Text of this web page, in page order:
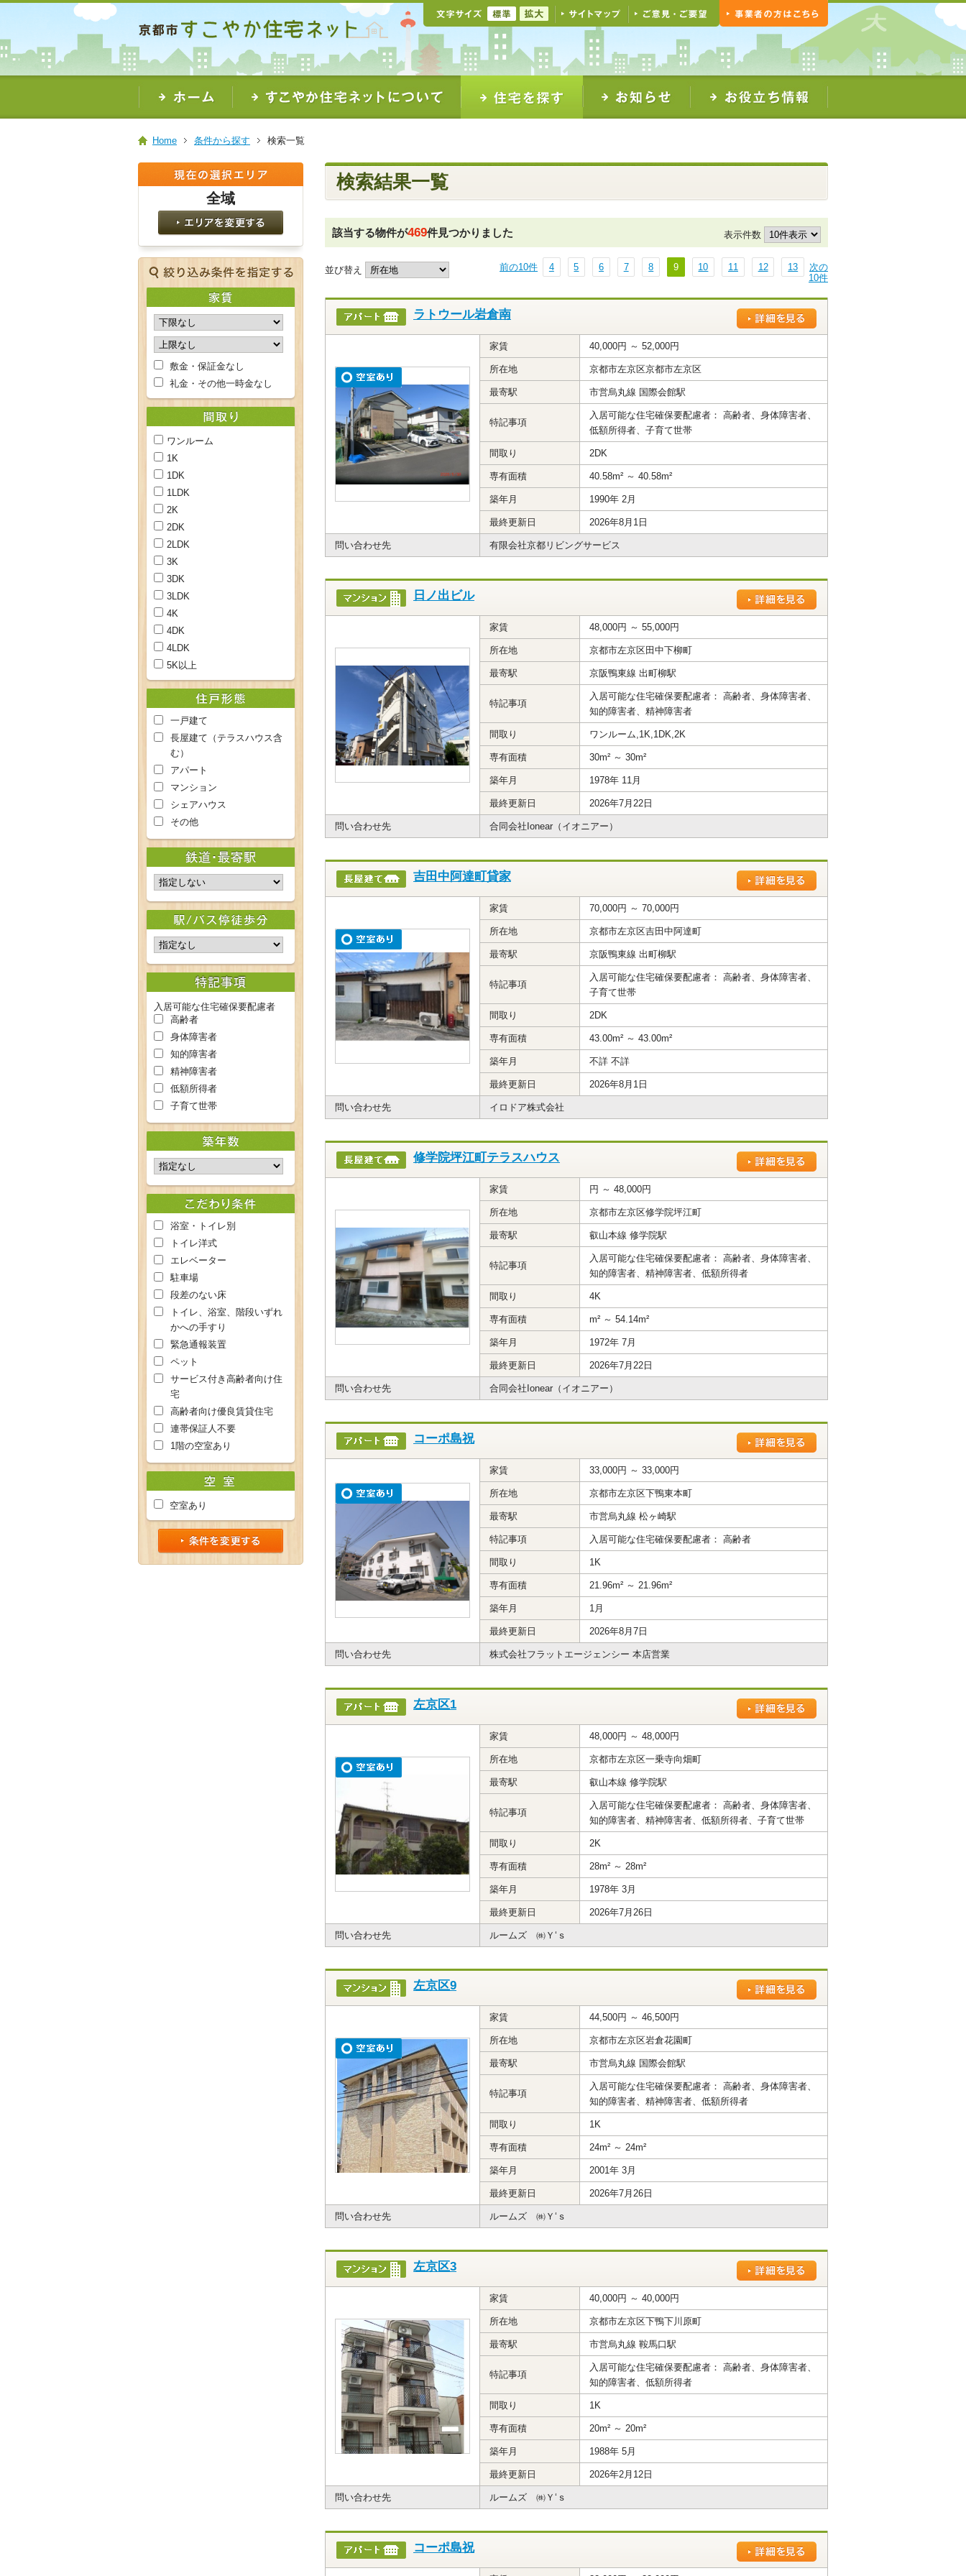
本
ま
で
ッ
Home 条件から探す 検索一覧
検索結果一覧
該当する物件が469件見つかりました 表示件数
並び替え 前の10件 4 5 6 7 8 9 10 11 12 13
次の
10件
ラトウール岩倉南
問い合わせ先 有限会社京都リビングサービス
家賃 40,000円 ～ 52,000円
所在地 京都市左京区京都市左京区
最寄駅 市営烏丸線 国際会館駅
特記事項
入居可能な住宅確保要配慮者： 高齢者、身体障害者、
低額所得者、子育て世帯
間取り 2DK
専有面積 40.58m² ～ 40.58m²
築年月 1990年 2月
最終更新日 2026年8月1日
日ノ出ビル
問い合わせ先 合同会社Ionear（イオニアー）
家賃 48,000円 ～ 55,000円
所在地 京都市左京区田中下柳町
最寄駅 京阪鴨東線 出町柳駅
特記事項
入居可能な住宅確保要配慮者： 高齢者、身体障害者、
知的障害者、精神障害者
間取り ワンルーム,1K,1DK,2K
専有面積 30m² ～ 30m²
築年月 1978年 11月
最終更新日 2026年7月22日
吉田中阿達町貸家
問い合わせ先 イロドア株式会社
家賃 70,000円 ～ 70,000円
所在地 京都市左京区吉田中阿達町
最寄駅 京阪鴨東線 出町柳駅
特記事項
入居可能な住宅確保要配慮者： 高齢者、身体障害者、
子育て世帯
間取り 2DK
専有面積 43.00m² ～ 43.00m²
築年月 不詳 不詳
最終更新日 2026年8月1日
修学院坪江町テラスハウス
問い合わせ先 合同会社Ionear（イオニアー）
家賃 円 ～ 48,000円
所在地 京都市左京区修学院坪江町
最寄駅 叡山本線 修学院駅
特記事項
入居可能な住宅確保要配慮者： 高齢者、身体障害者、
知的障害者、精神障害者、低額所得者
間取り 4K
専有面積 m² ～ 54.14m²
築年月 1972年 7月
最終更新日 2026年7月22日
コーポ島祝
問い合わせ先 株式会社フラットエージェンシー 本店営業
家賃 33,000円 ～ 33,000円
所在地 京都市左京区下鴨東本町
最寄駅 市営烏丸線 松ヶ崎駅
特記事項 入居可能な住宅確保要配慮者： 高齢者
間取り 1K
専有面積 21.96m² ～ 21.96m²
築年月 1月
最終更新日 2026年8月7日
左京区1
問い合わせ先 ルームズ ㈱Ｙ‘ｓ
家賃 48,000円 ～ 48,000円
所在地 京都市左京区一乗寺向畑町
最寄駅 叡山本線 修学院駅
特記事項
入居可能な住宅確保要配慮者： 高齢者、身体障害者、
知的障害者、精神障害者、低額所得者、子育て世帯
間取り 2K
専有面積 28m² ～ 28m²
築年月 1978年 3月
最終更新日 2026年7月26日
左京区9
問い合わせ先 ルームズ ㈱Ｙ‘ｓ
家賃 44,500円 ～ 46,500円
所在地 京都市左京区岩倉花園町
最寄駅 市営烏丸線 国際会館駅
特記事項
入居可能な住宅確保要配慮者： 高齢者、身体障害者、
知的障害者、精神障害者、低額所得者
間取り 1K
専有面積 24m² ～ 24m²
築年月 2001年 3月
最終更新日 2026年7月26日
左京区3
問い合わせ先 ルームズ ㈱Ｙ‘ｓ
家賃 40,000円 ～ 40,000円
所在地 京都市左京区下鴨下川原町
最寄駅 市営烏丸線 鞍馬口駅
特記事項
入居可能な住宅確保要配慮者： 高齢者、身体障害者、
知的障害者、低額所得者
間取り 1K
専有面積 20m² ～ 20m²
築年月 1988年 5月
最終更新日 2026年2月12日
コーポ島祝
全域
敷金・保証金なし
礼金・その他一時金なし
ワンルーム
1K
1DK
1LDK
2K
2DK
2LDK
3K
3DK
3LDK
4K
4DK
4LDK
5K以上
一戸建て
長屋建て（テラスハウス含
む）
アパート
マンション
シェアハウス
その他
入居可能な住宅確保要配慮者
高齢者
身体障害者
知的障害者
精神障害者
低額所得者
子育て世帯
浴室・トイレ別
トイレ洋式
エレベーター
駐車場
段差のない床
トイレ、浴室、階段いずれ
かへの手すり
緊急通報装置
ペット
サービス付き高齢者向け住
宅
高齢者向け優良賃貸住宅
連帯保証人不要
1階の空室あり
空室あり